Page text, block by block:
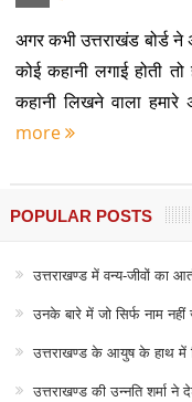
अगर कभी उत्तराखंड बोर्ड ने
कोई कहानी लगाई होती
कहानी लिखने वाला
more
POPULAR POSTS
उत्तराखण्ड में वन्य-जीवों का
उनके बारे में जो सिर्फ नाम नहीं
उत्तराखण्ड के आयुष के हाथ में
उत्तराखण्ड की उन्नति शर्मा ने